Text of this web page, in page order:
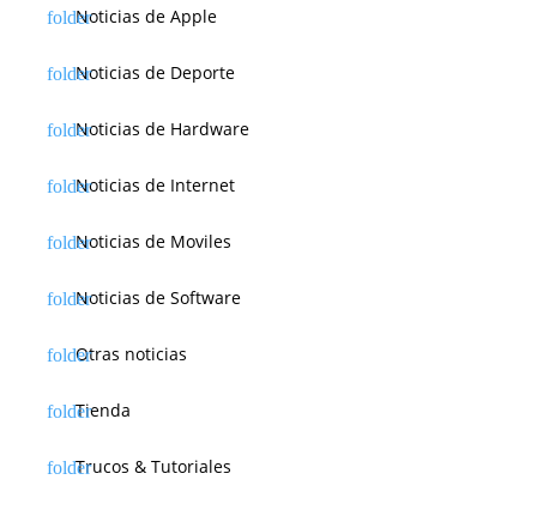
Noticias de Apple
Noticias de Deporte
Noticias de Hardware
Noticias de Internet
Noticias de Moviles
Noticias de Software
Otras noticias
Tienda
Trucos & Tutoriales